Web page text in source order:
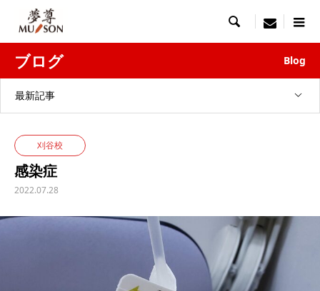
 menu
ブログ Blog
最新記事
刈谷校
感染症
2022.07.28